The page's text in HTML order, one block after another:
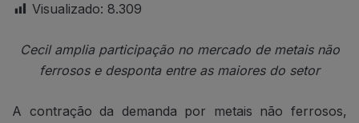
Visualizado: 8.309
Cecil amplia participação no mercado de metais não
ferrosos e desponta entre as maiores do setor
A contração da demanda por metais não ferrosos,